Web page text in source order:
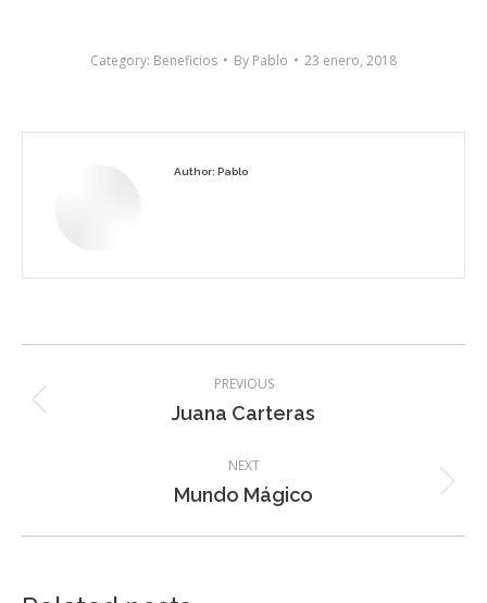
Category: Beneficios By Pablo 23 enero, 2018
Author: Pablo
navigation
PREVIOUS
Previous
Juana Carteras
NEXT
Next
Mundo Mágico